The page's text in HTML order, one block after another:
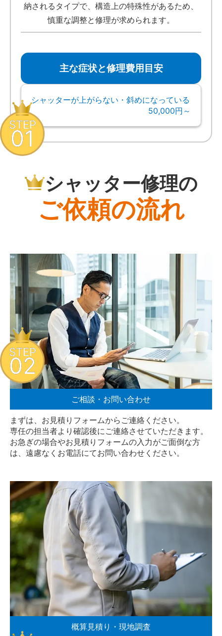
納されるタイプで、構造上の特殊性があるため、
慎重な調整と修理が求められます。
主な症状と修理費用目安
シャッターが上がらない・斜めになっている
50,000円～
シャッター修理の
ご依頼の流れ
STEP
01
ご相談・お問い合わせ
まずは、お見積りフォームからご連絡ください。
専任の担当者より確認後にご連絡させていただきます。
お急ぎの場合やお見積りフォームの入力がご面倒な方
は、遠慮なく お電話にてお問い合わせください。
STEP
02
概算見積り・現地調査